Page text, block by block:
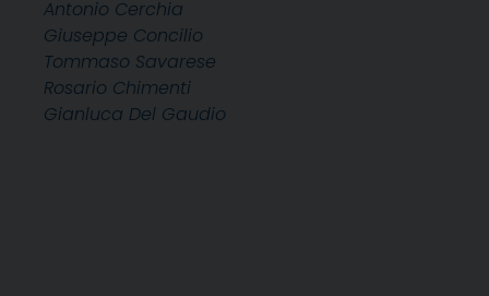
Antonio Cerchia
Giuseppe Concilio
Tommaso Savarese
Rosario Chimenti
Gianluca Del Gaudio